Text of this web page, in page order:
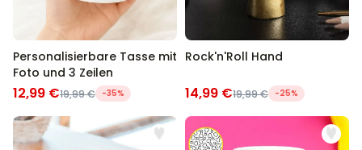
Personalisierbare Tasse mit
Foto und 3 Zeilen
12,99 €19,99 € -35%
Rock'n'Roll Hand
14,99 €19,99 € -25%